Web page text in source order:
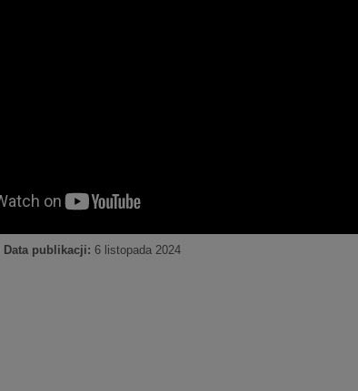
Data publikacji: 6 listopada 2024